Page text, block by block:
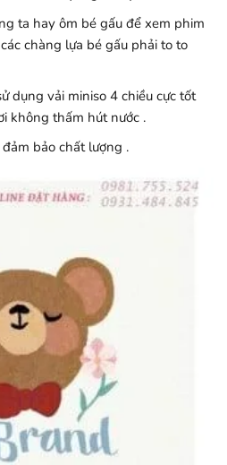
ta hay ôm bé gấu để xem phim
chàng lựa bé gấu phải to to
dụng vải miniso 4 chiều cực tốt
không thấm hút nước .
bảo chất lượng .